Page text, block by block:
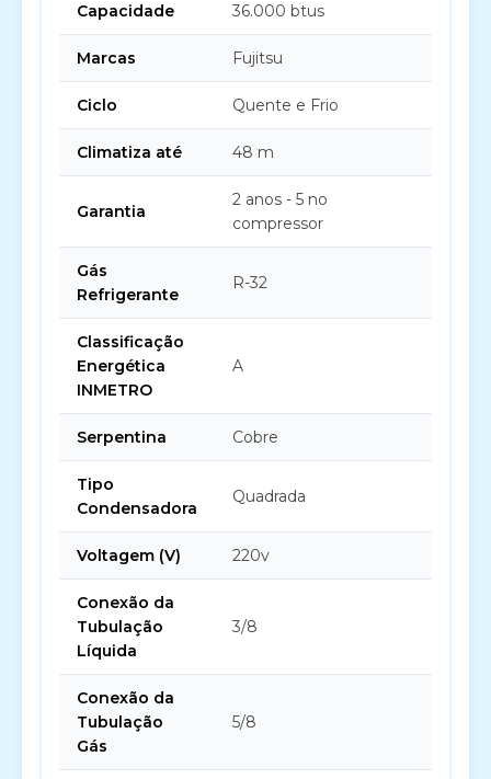
Capacidade 36.000 btus
Marcas Fujitsu
Ciclo Quente e Frio
Climatiza até 48 m
Garantia
2 anos - 5 no
compressor
Gás
Refrigerante
R-32
Classificação
Energética
INMETRO
A
Serpentina Cobre
Tipo
Condensadora
Quadrada
Voltagem (V) 220v
Conexão da
Tubulação
Líquida
3/8
Conexão da
Tubulação
Gás
5/8